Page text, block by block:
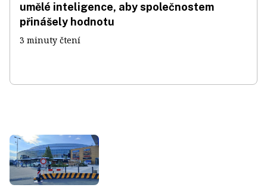
umělé inteligence, aby společnostem
přinášely hodnotu
3 minuty čtení